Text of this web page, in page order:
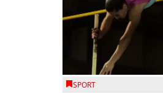
SPORT